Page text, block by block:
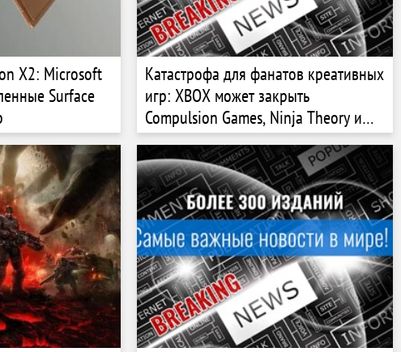
X2: Microsoft
Surface
Катастрофа для фанатов креативных
игр: XBOX может закрыть
Compulsion Games, Ninja Theory и
Double Fine — авторов Hellblade,
South of Midnight и Psychonauts